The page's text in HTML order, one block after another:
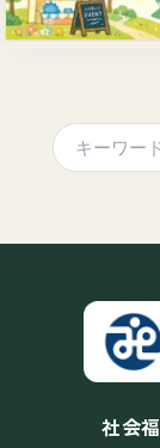
社会